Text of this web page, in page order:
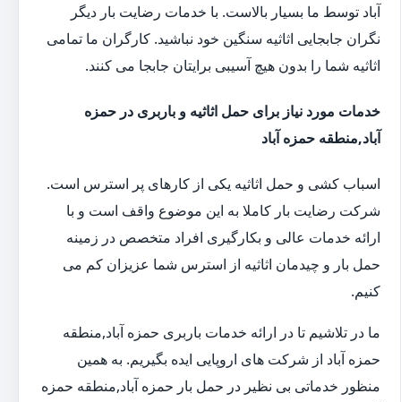
آباد توسط ما بسیار بالاست. با خدمات رضایت بار دیگر
نگران جابجایی اثاثیه سنگین خود نباشید. کارگران ما تمامی
اثاثیه شما را بدون هیچ آسیبی برایتان جابجا می کنند.
خدمات مورد نیاز برای حمل اثاثیه و باربری در حمزه
آباد,منطقه حمزه آباد
اسباب کشی و حمل اثاثیه یکی از کارهای پر استرس است.
شرکت رضایت بار کاملا به این موضوع واقف است و با
ارائه خدمات عالی و بکارگیری افراد متخصص در زمینه
حمل بار و چیدمان اثاثیه از استرس شما عزیزان کم می
کنیم.
ما در تلاشیم تا در ارائه خدمات باربری حمزه آباد,منطقه
حمزه آباد از شرکت های اروپایی ایده بگیریم. به همین
منظور خدماتی بی نظیر در حمل بار حمزه آباد,منطقه حمزه